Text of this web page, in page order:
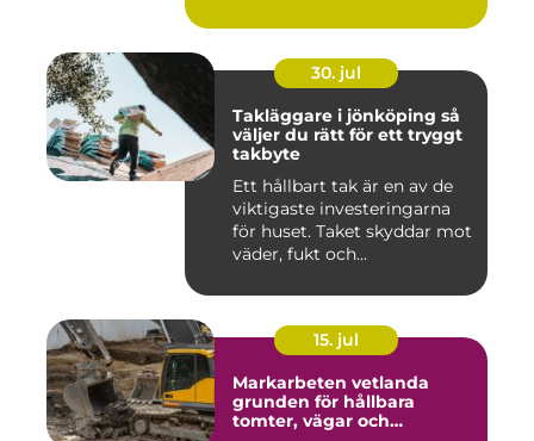
30. jul
Takläggare i jönköping så
väljer du rätt för ett tryggt
takbyte
Ett hållbart tak är en av de
viktigaste investeringarna
för huset. Taket skyddar mot
väder, fukt och...
15. jul
Markarbeten vetlanda
grunden för hållbara
tomter, vägar och